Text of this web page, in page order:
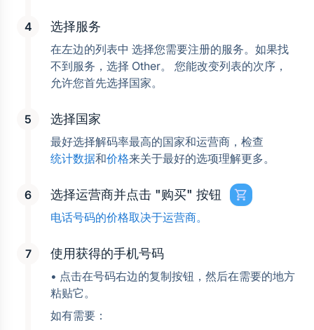
选择服务
在左边的列表中 选择您需要注册的服务。如果找
不到服务，选择 Other。 您能改变列表的次序，
允许您首先选择国家。
选择国家
最好选择解码率最高的国家和运营商，检查
统计数据和价格来关于最好的选项理解更多。
选择运营商并点击 "购买" 按钮
电话号码的价格取决于运营商。
使用获得的手机号码
• 点击在号码右边的复制按钮，然后在需要的地方
粘贴它。
如有需要：